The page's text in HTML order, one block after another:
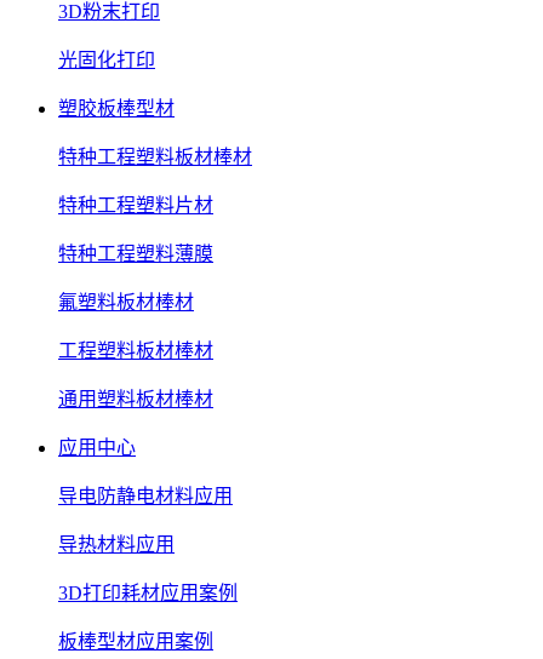
3D粉末打印
光固化打印
塑胶板棒型材
特种工程塑料板材棒材
特种工程塑料片材
特种工程塑料薄膜
氟塑料板材棒材
工程塑料板材棒材
通用塑料板材棒材
应用中心
导电防静电材料应用
导热材料应用
3D打印耗材应用案例
板棒型材应用案例